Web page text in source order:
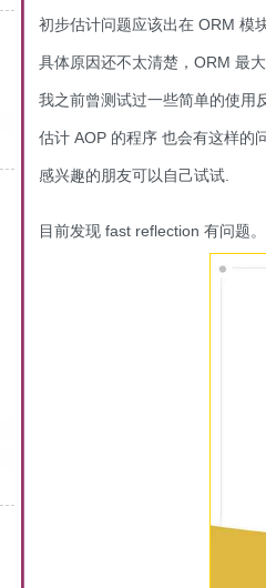
初步估计问题应该出在 ORM 模
具体原因还不太清楚，ORM 最
我之前曾测试过一些简单的使用
估计 AOP 的程序 也会有这样的
感兴趣的朋友可以自己试试.
目前发现 fast reflection 有问题